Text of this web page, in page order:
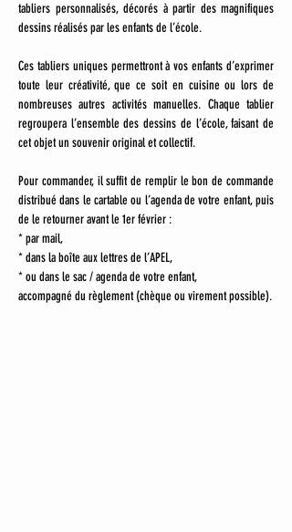
tabliers personnalisés, décorés à partir des magnifiques
dessins réalisés par les enfants de l’école.
Ces tabliers uniques permettront à vos enfants d’exprimer
toute leur créativité, que ce soit en cuisine ou lors de
nombreuses autres activités manuelles. Chaque tablier
regroupera l’ensemble des dessins de l’école, faisant de
cet objet un souvenir original et collectif.
Pour commander, il suffit de remplir le bon de commande
distribué dans le cartable ou l’agenda de votre enfant, puis
de le retourner avant le 1er février :
* par mail,
* dans la boîte aux lettres de l’APEL,
* ou dans le sac / agenda de votre enfant,
accompagné du règlement (chèque ou virement possible).